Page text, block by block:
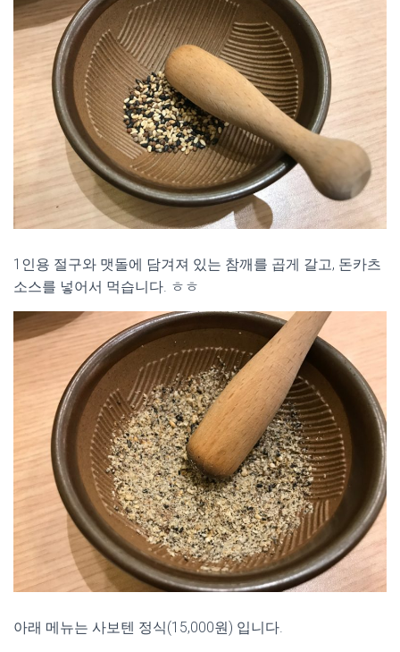
1인용 절구와 맷돌에 담겨져 있는 참깨를 곱게 갈고, 돈카츠
소스를 넣어서 먹습니다. ㅎㅎ
아래 메뉴는 사보텐 정식(15,000원) 입니다.